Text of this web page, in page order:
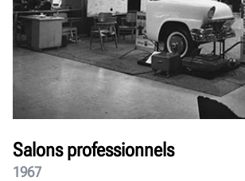
Salons professionnels
1967